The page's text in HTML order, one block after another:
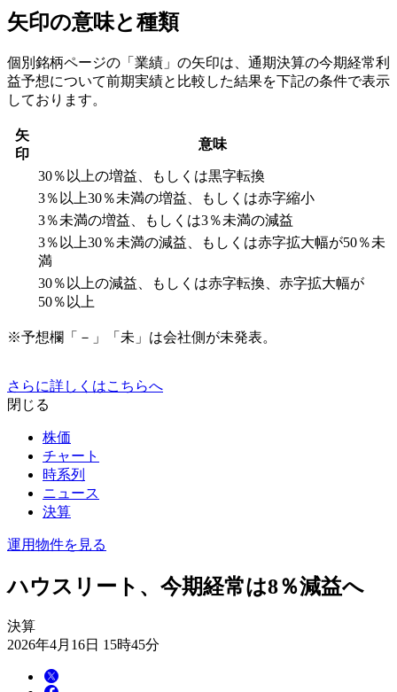
矢印の意味と種類
個別銘柄ページの「業績」の矢印は、通期決算の今期経常利
益予想について前期実績と比較した結果を下記の条件で表示
しております。
矢
印
意味
30％以上の増益、もしくは黒字転換
3％以上30％未満の増益、もしくは赤字縮小
3％未満の増益、もしくは3％未満の減益
3％以上30％未満の減益、もしくは赤字拡大幅が50％未
満
30％以上の減益、もしくは赤字転換、赤字拡大幅が
50％以上
※予想欄「－」「未」は会社側が未発表。
さらに詳しくはこちらへ
閉じる
株価
チャート
時系列
ニュース
決算
運用物件を見る
ハウスリート、今期経常は8％減益へ
決算
2026年4月16日 15時45分